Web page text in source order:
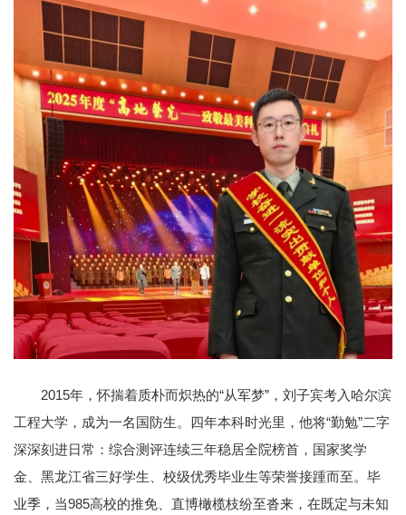
2015年，怀揣着质朴而炽热的“从军梦”，刘子宾考入哈尔滨
工程大学，成为一名国防生。四年本科时光里，他将“勤勉”二字
深深刻进日常：综合测评连续三年稳居全院榜首，国家奖学
金、黑龙江省三好学生、校级优秀毕业生等荣誉接踵而至。毕
业季，当985高校的推免、直博橄榄枝纷至沓来，在既定与未知